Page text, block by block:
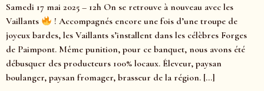
Samedi 17 mai 2025 – 12h On se retrouve à nouveau avec les
Vaillants
! Accompagnés encore une fois d’une troupe de
joyeux bardes, les Vaillants s’installent dans les célèbres Forges
de Paimpont. Même punition, pour ce banquet, nous avons été
débusquer des producteurs 100% locaux. Éleveur, paysan
boulanger, paysan fromager, brasseur de la région. […]